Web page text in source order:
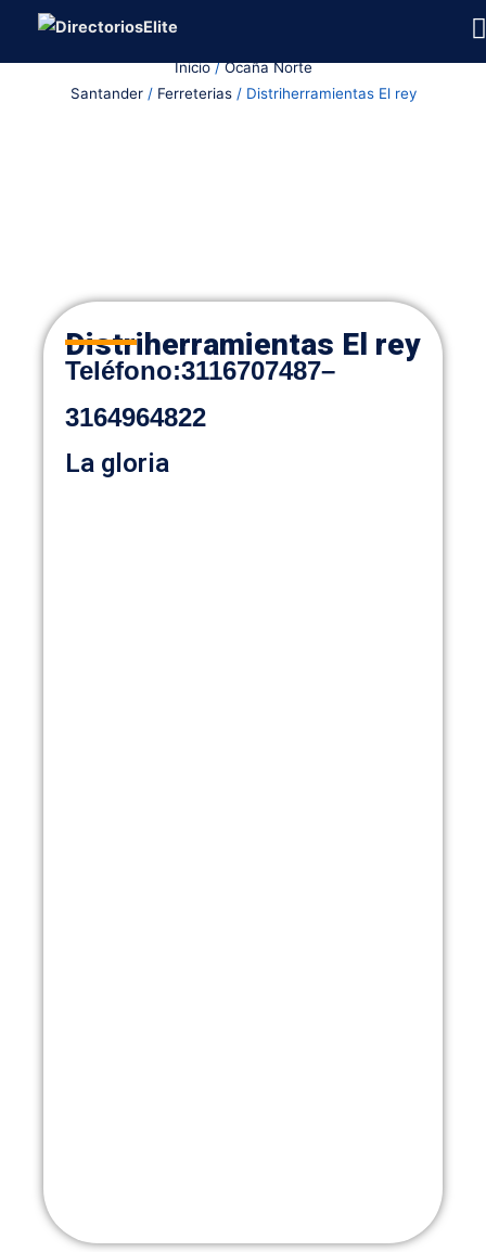
Inicio/Ocaña Norte
Santander/ Ferreterias/ Distriherramientas El rey
Distriherramientas El rey
Teléfono:3116707487–
3164964822
La gloria